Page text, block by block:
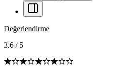
Değerlendirme
3.6 / 5